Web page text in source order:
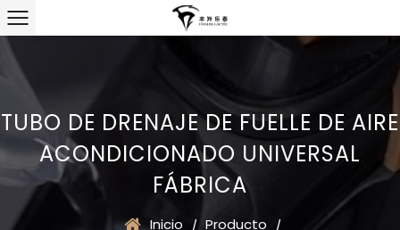
TUBO DE DRENAJE DE FUELLE DE AIRE
ACONDICIONADO UNIVERSAL
FÁBRICA
Inicio Producto